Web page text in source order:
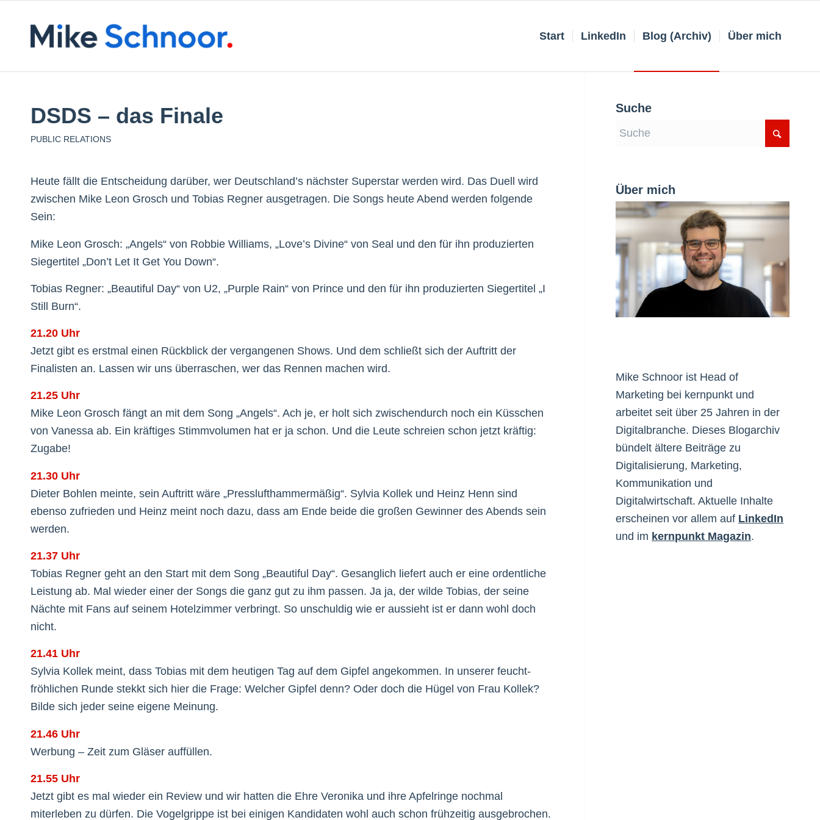
Start LinkedIn Blog (Archiv) Über mich
DSDS – das Finale
PUBLIC RELATIONS
Heute fällt die Entscheidung darüber, wer Deutschland’s nächster Superstar werden wird. Das Duell wird
zwischen Mike Leon Grosch und Tobias Regner ausgetragen. Die Songs heute Abend werden folgende
Sein:
Mike Leon Grosch: „Angels“ von Robbie Williams, „Love’s Divine“ von Seal und den für ihn produzierten
Siegertitel „Don’t Let It Get You Down“.
Tobias Regner: „Beautiful Day“ von U2, „Purple Rain“ von Prince und den für ihn produzierten Siegertitel „I
Still Burn“.
21.20 Uhr
Jetzt gibt es erstmal einen Rückblick der vergangenen Shows. Und dem schließt sich der Auftritt der
Finalisten an. Lassen wir uns überraschen, wer das Rennen machen wird.
21.25 Uhr
Mike Leon Grosch fängt an mit dem Song „Angels“. Ach je, er holt sich zwischendurch noch ein Küsschen
von Vanessa ab. Ein kräftiges Stimmvolumen hat er ja schon. Und die Leute schreien schon jetzt kräftig:
Zugabe!
21.30 Uhr
Dieter Bohlen meinte, sein Auftritt wäre „Presslufthammermäßig“. Sylvia Kollek und Heinz Henn sind
ebenso zufrieden und Heinz meint noch dazu, dass am Ende beide die großen Gewinner des Abends sein
werden.
21.37 Uhr
Tobias Regner geht an den Start mit dem Song „Beautiful Day“. Gesanglich liefert auch er eine ordentliche
Leistung ab. Mal wieder einer der Songs die ganz gut zu ihm passen. Ja ja, der wilde Tobias, der seine
Nächte mit Fans auf seinem Hotelzimmer verbringt. So unschuldig wie er aussieht ist er dann wohl doch
nicht.
21.41 Uhr
Sylvia Kollek meint, dass Tobias mit dem heutigen Tag auf dem Gipfel angekommen. In unserer feucht-
fröhlichen Runde stekkt sich hier die Frage: Welcher Gipfel denn? Oder doch die Hügel von Frau Kollek?
Bilde sich jeder seine eigene Meinung.
21.46 Uhr
Werbung – Zeit zum Gläser auffüllen.
21.55 Uhr
Jetzt gibt es mal wieder ein Review und wir hatten die Ehre Veronika und ihre Apfelringe nochmal
miterleben zu dürfen. Die Vogelgrippe ist bei einigen Kandidaten wohl auch schon frühzeitig ausgebrochen.
Suche
Über mich
Mike Schnoor ist Head of
Marketing bei kernpunkt und
arbeitet seit über 25 Jahren in der
Digitalbranche. Dieses Blogarchiv
bündelt ältere Beiträge zu
Digitalisierung, Marketing,
Kommunikation und
Digitalwirtschaft. Aktuelle Inhalte
erscheinen vor allem auf LinkedIn
und im kernpunkt Magazin.